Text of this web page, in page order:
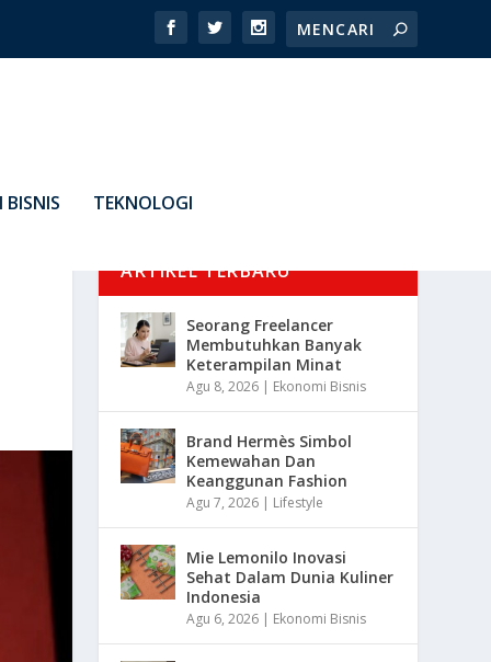
BISNIS TEKNOLOGI
ARTIKEL TERBARU
Seorang Freelancer
Membutuhkan Banyak
Keterampilan Minat
Agu 8, 2026 | Ekonomi Bisnis
Brand Hermès Simbol
Kemewahan Dan
Keanggunan Fashion
Agu 7, 2026 | Lifestyle
Mie Lemonilo Inovasi
Sehat Dalam Dunia Kuliner
Indonesia
Agu 6, 2026 | Ekonomi Bisnis